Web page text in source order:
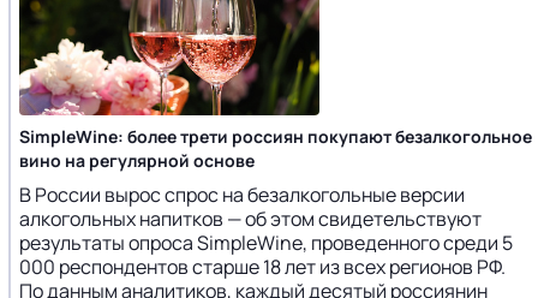
SimpleWine: более трети россиян покупают безалкогольное
вино на регулярной основе
В России вырос спрос на безалкогольные версии
алкогольных напитков — об этом свидетельствуют
результаты опроса SimpleWine, проведенного среди 5
000 респондентов старше 18 лет из всех регионов РФ.
По данным аналитиков, каждый десятый россиянин